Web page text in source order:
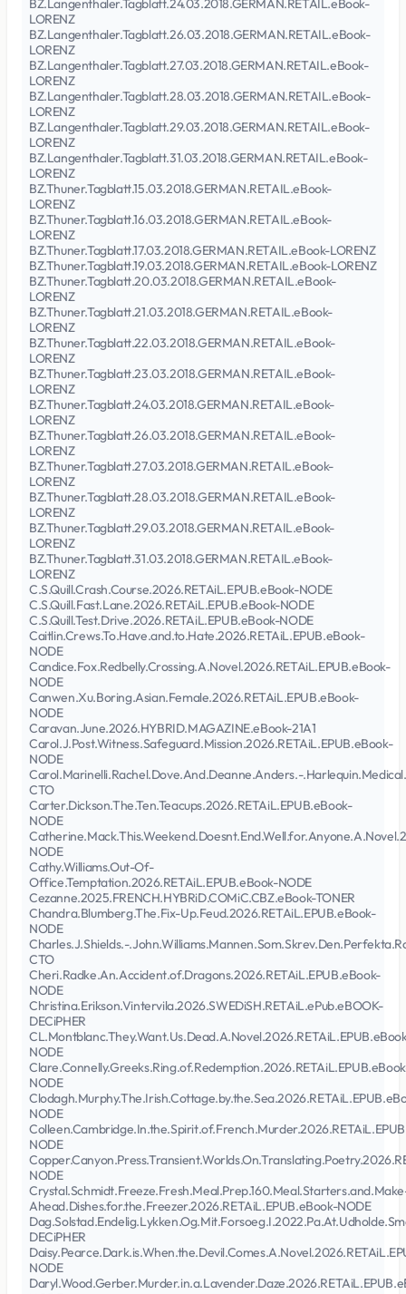
BZ.Langenthaler.Tagblatt.24.03.2018.GERMAN.RETAIL.eBook-
LORENZ
BZ.Langenthaler.Tagblatt.26.03.2018.GERMAN.RETAIL.eBook-
LORENZ
BZ.Langenthaler.Tagblatt.27.03.2018.GERMAN.RETAIL.eBook-
LORENZ
BZ.Langenthaler.Tagblatt.28.03.2018.GERMAN.RETAIL.eBook-
LORENZ
BZ.Langenthaler.Tagblatt.29.03.2018.GERMAN.RETAIL.eBook-
LORENZ
BZ.Langenthaler.Tagblatt.31.03.2018.GERMAN.RETAIL.eBook-
LORENZ
BZ.Thuner.Tagblatt.15.03.2018.GERMAN.RETAIL.eBook-
LORENZ
BZ.Thuner.Tagblatt.16.03.2018.GERMAN.RETAIL.eBook-
LORENZ
BZ.Thuner.Tagblatt.17.03.2018.GERMAN.RETAIL.eBook-LORENZ
BZ.Thuner.Tagblatt.19.03.2018.GERMAN.RETAIL.eBook-LORENZ
BZ.Thuner.Tagblatt.20.03.2018.GERMAN.RETAIL.eBook-
LORENZ
BZ.Thuner.Tagblatt.21.03.2018.GERMAN.RETAIL.eBook-
LORENZ
BZ.Thuner.Tagblatt.22.03.2018.GERMAN.RETAIL.eBook-
LORENZ
BZ.Thuner.Tagblatt.23.03.2018.GERMAN.RETAIL.eBook-
LORENZ
BZ.Thuner.Tagblatt.24.03.2018.GERMAN.RETAIL.eBook-
LORENZ
BZ.Thuner.Tagblatt.26.03.2018.GERMAN.RETAIL.eBook-
LORENZ
BZ.Thuner.Tagblatt.27.03.2018.GERMAN.RETAIL.eBook-
LORENZ
BZ.Thuner.Tagblatt.28.03.2018.GERMAN.RETAIL.eBook-
LORENZ
BZ.Thuner.Tagblatt.29.03.2018.GERMAN.RETAIL.eBook-
LORENZ
BZ.Thuner.Tagblatt.31.03.2018.GERMAN.RETAIL.eBook-
LORENZ
C.S.Quill.Crash.Course.2026.RETAiL.EPUB.eBook-NODE
C.S.Quill.Fast.Lane.2026.RETAiL.EPUB.eBook-NODE
C.S.Quill.Test.Drive.2026.RETAiL.EPUB.eBook-NODE
Caitlin.Crews.To.Have.and.to.Hate.2026.RETAiL.EPUB.eBook-
NODE
Candice.Fox.Redbelly.Crossing.A.Novel.2026.RETAiL.EPUB.eBook-
NODE
Canwen.Xu.Boring.Asian.Female.2026.RETAiL.EPUB.eBook-
NODE
Caravan.June.2026.HYBRID.MAGAZINE.eBook-21A1
Carol.J.Post.Witness.Safeguard.Mission.2026.RETAiL.EPUB.eBook-
NODE
Carol.Marinelli.Rachel.Dove.And.Deanne.Anders.-
CTO
Carter.Dickson.The.Ten.Teacups.2026.RETAiL.EPUB.eBook-
NODE
NODE
Cathy.Williams.Out-Of-
Office.Temptation.2026.RETAiL.EPUB.eBook-NODE
Cezanne.2025.FRENCH.HYBRiD.COMiC.CBZ.eBook-TONER
Chandra.Blumberg.The.Fix-Up.Feud.2026.RETAiL.EPUB.eBook-
NODE
Charles.J.Shields.-
CTO
Cheri.Radke.An.Accident.of.Dragons.2026.RETAiL.EPUB.eBook-
NODE
Christina.Erikson.Vintervila.2026.SWEDiSH.RETAiL.ePub.eBOOK-
DECiPHER
NODE
NODE
NODE
NODE
NODE
Ahead.Dishes.for.the.Freezer.2026.RETAiL.EPUB.eBook-NODE
DECiPHER
NODE